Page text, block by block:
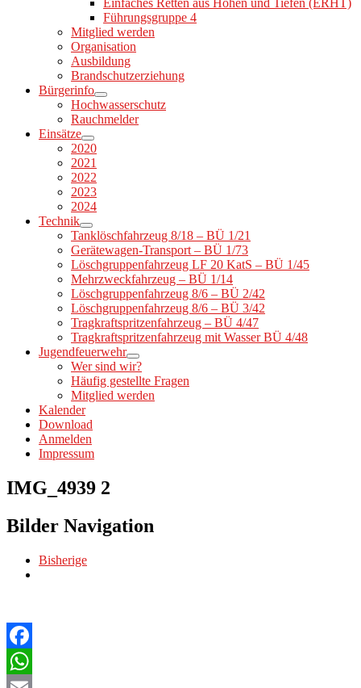
Einfaches Retten aus Höhen und Tiefen (ERHT)
Führungsgruppe 4
Mitglied werden
Organisation
Ausbildung
Brandschutzerziehung
Bürgerinfo
Hochwasserschutz
Rauchmelder
Einsätze
2020
2021
2022
2023
2024
Technik
Tanklöschfahrzeug 8/18 – BÜ 1/21
Gerätewagen-Transport – BÜ 1/73
Löschgruppenfahrzeug LF 20 KatS – BÜ 1/45
Mehrzweckfahrzeug – BÜ 1/14
Löschgruppenfahrzeug 8/6 – BÜ 2/42
Löschgruppenfahrzeug 8/6 – BÜ 3/42
Tragkraftspritzenfahrzeug – BÜ 4/47
Tragkraftspritzenfahrzeug mit Wasser BÜ 4/48
Jugendfeuerwehr
Wer sind wir?
Häufig gestellte Fragen
Mitglied werden
Kalender
Download
Anmelden
Impressum
IMG_4939 2
Bilder Navigation
Bisherige
Facebook